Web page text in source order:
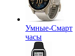
Умные-Смарт
часы